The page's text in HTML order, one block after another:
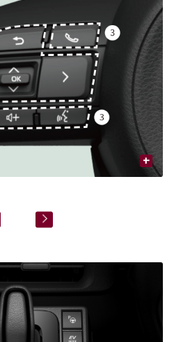
+